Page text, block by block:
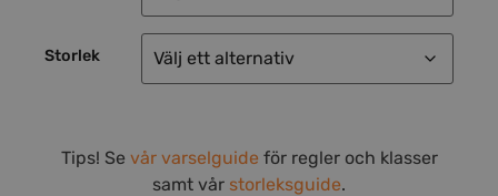
Storlek
Tips! Se vår varselguide för regler och klasser
samt vår storleksguide.